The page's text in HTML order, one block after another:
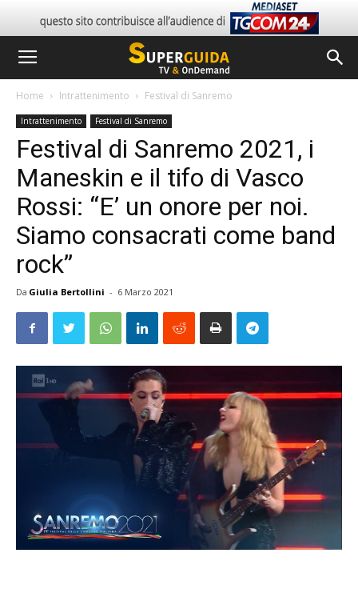
Home Intrattenimento Festival di Sanremo
Intrattenimento Festival di Sanremo
Festival di Sanremo 2021, i
Maneskin e il tifo di Vasco
Rossi: “E’ un onore per noi.
Siamo consacrati come band
rock”
Da Giulia Bertollini - 6 Marzo 2021